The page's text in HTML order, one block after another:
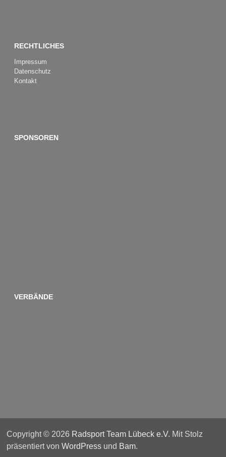
RECHTLICHES
Impressum
Datenschutz
Kontakt
SPONSOREN
VERBÄNDE
Copyright © 2026 Radsport Team Lübeck e.V. Mit Stolz
präsentiert von WordPressund Bam.